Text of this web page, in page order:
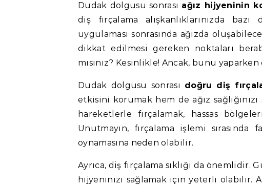
Dudak dolgusu sonrası ağız hijyeninin
diş fırçalama alışkanlıklarınızda
uygulaması sonrasında ağızda
dikkat edilmesi gereken noktaları
mısınız? Kesinlikle! Ancak, bunu yaparken
Dudak dolgusu sonrası doğru diş
etkisini korumak hem de ağız
hareketlerle fırçalamak, hassas
Unutmayın, fırçalama işlemi
oynamasına neden olabilir.
Ayrıca, diş fırçalama sıklığı da
hijyeninizi sağlamak için yeterli olabilir.